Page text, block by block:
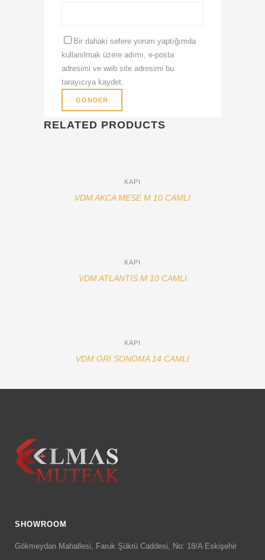
Bir dahaki sefere yorum yaptığımda
kullanılmak üzere adımı, e-posta
adresimi ve web site adresimi bu
tarayıcıya kaydet.
RELATED PRODUCTS
KAPI
VDM AKCA MESE M 10 CAMLI
KAPI
VDM ATLANTIS M 10 CAMLI
KAPI
VDM GRI SONOMA 14 CAMLI
SHOWROOM
Gökmeydan Mahallesi, Faruk Şükrü Caddesi, No: 18/A Eskişehir